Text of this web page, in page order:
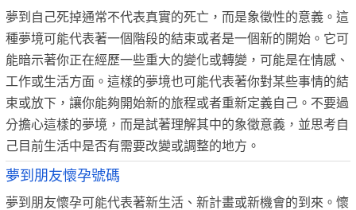
夢到自己死掉通常不代表真實的死亡，而是象徵性的意義。這
種夢境可能代表著一個階段的結束或者是一個新的開始。它可
能暗示著你正在經歷一些重大的變化或轉變，可能是在情感、
工作或生活方面。這樣的夢境也可能代表著你對某些事情的結
束或放下，讓你能夠開始新的旅程或者重新定義自己。不要過
分擔心這樣的夢境，而是試著理解其中的象徵意義，並思考自
己目前生活中是否有需要改變或調整的地方。
夢到朋友懷孕號碼
夢到朋友懷孕可能代表著新生活、新計畫或新機會的到來。懷